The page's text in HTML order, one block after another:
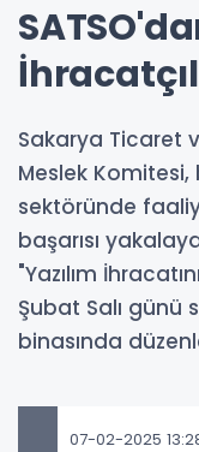
Sakarya Ticaret
Meslek
sektöründe
başarısı
"Yazılım
Şubat Salı günü
binasında
07-02-2025